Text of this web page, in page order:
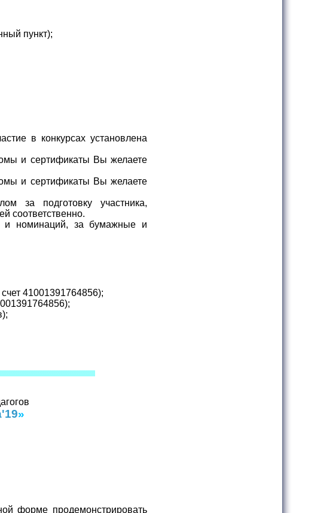
пункт);
в конкурсах установлена
и сертификаты Вы желаете
и сертификаты Вы желаете
за подготовку участника,
соответственно.
и номинаций, за бумажные и
41001391764856);
);
»
форме продемонстрировать